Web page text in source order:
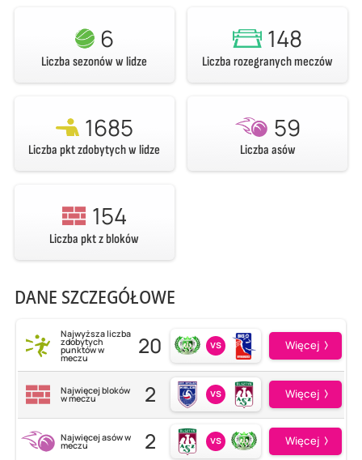
6
Liczba sezonów w lidze
148
Liczba rozegranych meczów
1685
Liczba pkt zdobytych w lidze
59
Liczba asów
154
Liczba pkt z bloków
DANE SZCZEGÓŁOWE
Najwyższa liczba
zdobytych
punktów w
meczu 20 vs Więcej
Najwięcej bloków
w meczu 2 vs Więcej
Najwięcej asów w
meczu 2 vs Więcej